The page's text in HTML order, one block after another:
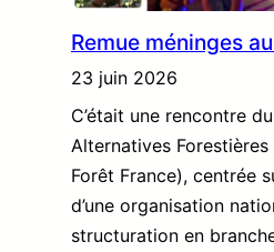
Remue méninges
23 juin 2026
C’était une rencontre
Alternatives Forestières
Forêt France), centrée
d’une organisation
structuration en